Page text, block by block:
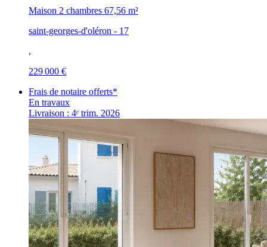
Maison 2 chambres 67,56 m²
saint-georges-d'oléron - 17
,
229 000 €
Frais de notaire offerts*
En travaux
Livraison : 4ᵉ trim. 2026